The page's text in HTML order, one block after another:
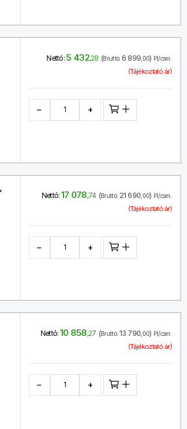
Nettó: 5 432,28 (Bruttó: 6 899 ,00) Ft/csm.
(Tájékoztató ár)
− +
Nettó: 17 078,74 (Bruttó: 21 690,00) Ft/csm.
(Tájékoztató ár)
− +
Nettó: 10 858,27 (Bruttó: 13 790 ,00) Ft/csm.
(Tájékoztató ár)
− +